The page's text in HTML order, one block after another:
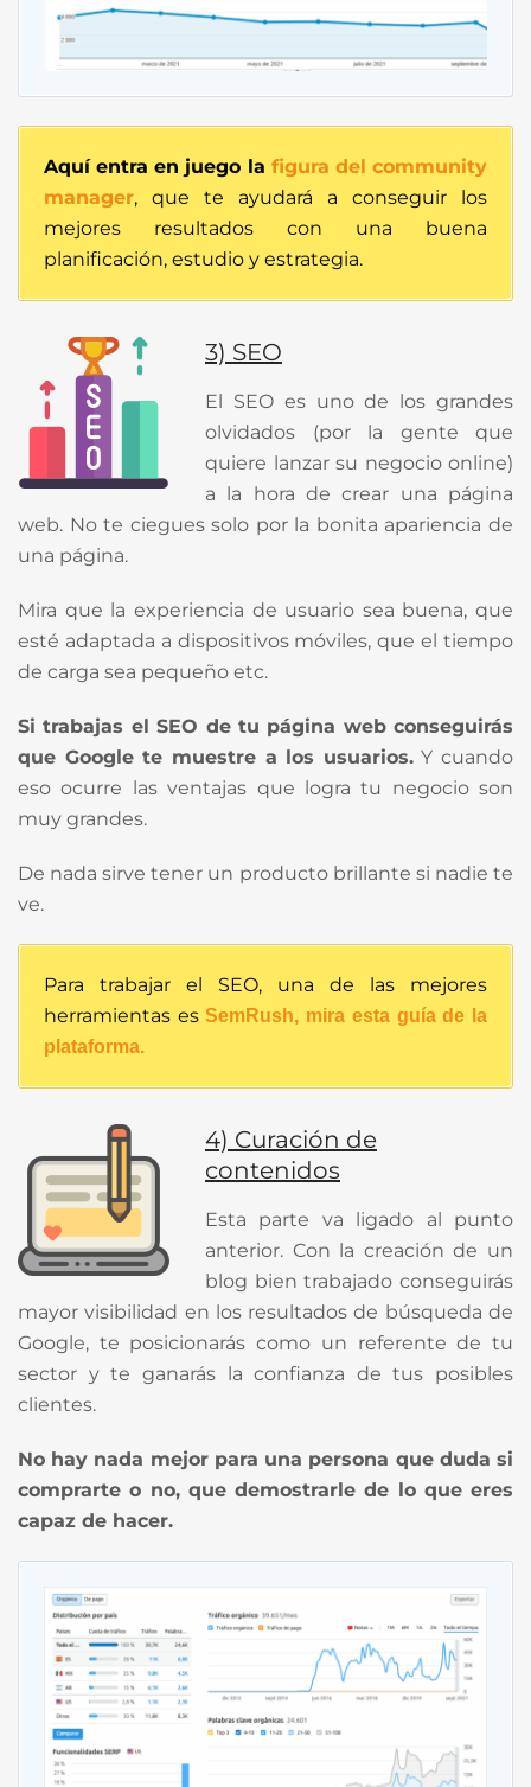
Aquí entra en juego la figura del community
manager, que te ayudará a conseguir los
mejores resultados con una buena
planificación, estudio y estrategia.
3) SEO
El SEO es uno de los grandes
olvidados (por la gente que
quiere lanzar su negocio online)
a la hora de crear una página
web. No te ciegues solo por la bonita apariencia de
una página.
Mira que la experiencia de usuario sea buena, que
esté adaptada a dispositivos móviles, que el tiempo
de carga sea pequeño etc.
Si trabajas el SEO de tu página web conseguirás
que Google te muestre a los usuarios.Y cuando
eso ocurre las ventajas que logra tu negocio son
muy grandes.
De nada sirve tener un producto brillante si nadie te
ve.
Para trabajar el SEO, una de las mejores
herramientas esSemRush, mira esta guía de la
plataforma.
4) Curación de
contenidos
Esta parte va ligado al punto
anterior. Con la creación de un
blog bien trabajado conseguirás
mayor visibilidad en los resultados de búsqueda de
Google, te posicionarás como un referente de tu
sector y te ganarás la confianza de tus posibles
clientes.
No hay nada mejor para una persona que duda si
comprarte o no, que demostrarle de lo que eres
capaz de hacer.